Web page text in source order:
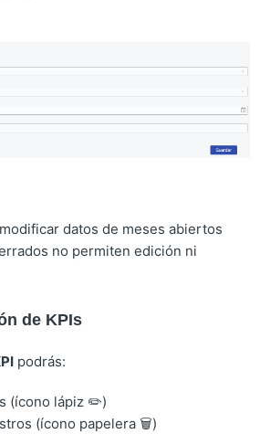
datos de meses abiertos
no permiten edición ni
de KPIs
podrás:
(ícono lápiz ✏️)
(ícono papelera 🗑️)